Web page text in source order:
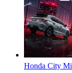
Honda City